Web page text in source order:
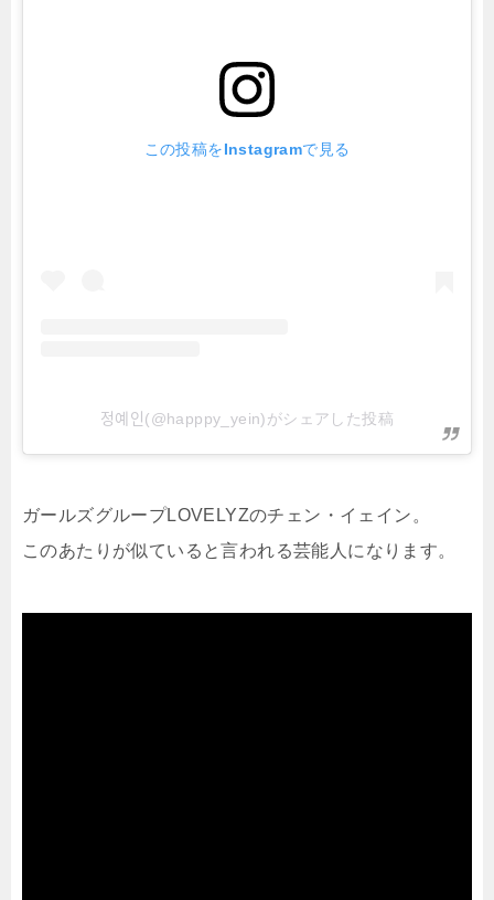
この投稿をInstagramで見る
정예인(@happpy_yein)がシェアした投稿
ガールズグループLOVELYZのチェン・イェイン。
このあたりが似ていると言われる芸能人になります。